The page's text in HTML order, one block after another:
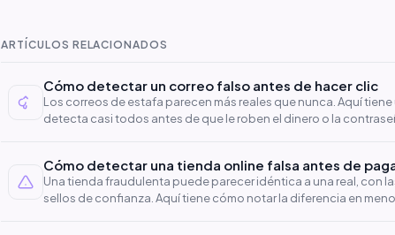
ARTÍCULOS RELACIONADOS
Cómo detectar un correo falso antes de hacer clic
Los correos de estafa parecen más reales que nunca. Aquí
detecta casi todos antes de que le roben el dinero o la
Cómo detectar una tienda online falsa antes de
Una tienda fraudulenta puede parecer idéntica a una real, con
sellos de confianza. Aquí tiene cómo notar la diferencia en